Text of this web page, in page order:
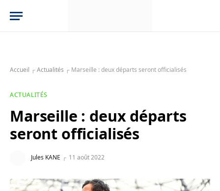
Accueil ┌Actualités ┌ Marseille : deux départs seront officialisés
ACTUALITÉS
Marseille : deux départs
seront officialisés
Jules KANE 11 août 2022